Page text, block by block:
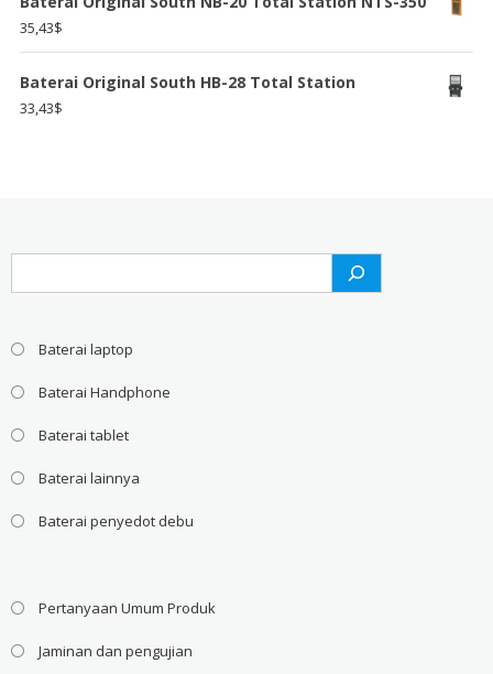
35,43$
Baterai Original South HB-28 Total Station
33,43$
Baterai laptop
Baterai Handphone
Baterai tablet
Baterai lainnya
Baterai penyedot debu
Pertanyaan Umum Produk
Jaminan dan pengujian